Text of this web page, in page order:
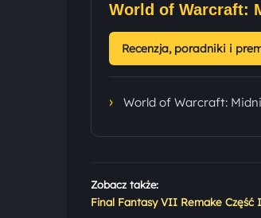
World of Warcraft:
Recenzja, poradniki i
› World of Warcraft:
Zobacz także:
Final Fantasy VII Remake Część